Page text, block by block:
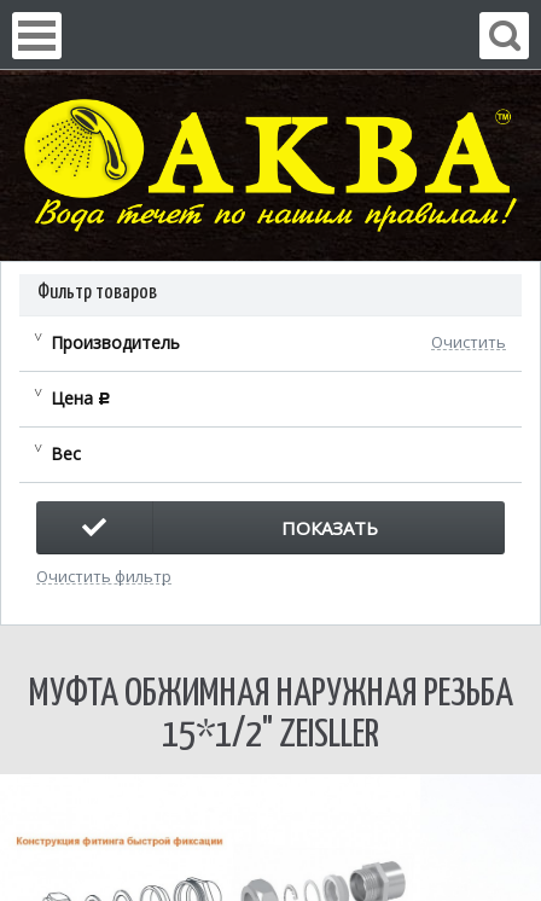
Фильтр товаров
Производитель Очистить
Цена c
Вес
ПОКАЗАТЬ
Очистить фильтр
МУФТА ОБЖИМНАЯ НАРУЖНАЯ РЕЗЬБА
15*1/2" ZEISLLER